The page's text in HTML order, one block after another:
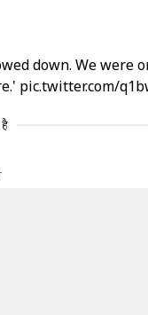
down. We
pic.twitter.com/
है